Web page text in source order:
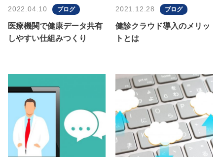
2022.04.10 ブログ
医療機関で健康データ共有
しやすい仕組みつくり
2021.12.28 ブログ
健診クラウド導入のメリッ
トとは